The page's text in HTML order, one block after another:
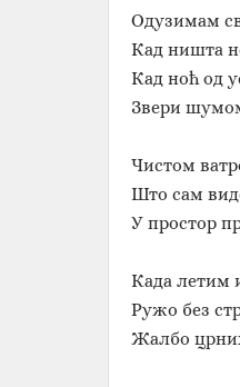
Одузимам
Кад ништа
Кад ноћ од
Звери
Чистом
Што сам
У простор
Када летим
Ружо без
Жалбо